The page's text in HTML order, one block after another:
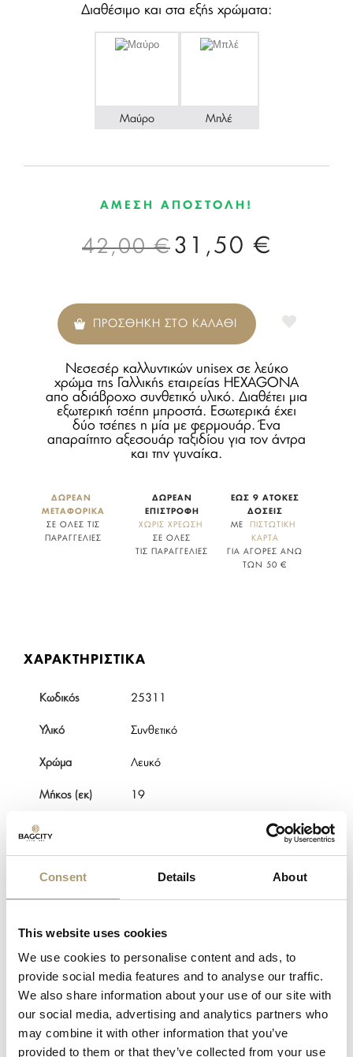
Consent Details About
This website uses cookies
We use cookies to personalise content and ads, to
provide social media features and to analyse our traffic.
We also share information about your use of our site with
our social media, advertising and analytics partners who
may combine it with other information that you’ve
provided to them or that they’ve collected from your use
Διαθέσιμο και στα εξής χρώματα:
Μαύρο Μπλέ
ΑΜΕΣΗ ΑΠΟΣΤΟΛΗ!
42,00 € 31,50 €
ΠΡΟΣΘΗΚΗ ΣΤΟ ΚΑΛΑΘΙ
Νεσεσέρ καλλυντικών unisex σε λεύκο
χρώμα της Γαλλικής εταιρείας HEXAGONA
απο αδιάβροχο συνθετικό υλικό. Διαθέτει μια
εξωτερική τσέπη μπροστά. Εσωτερικά έχει
δύο τσέπες η μία με φερμουάρ. Ένα
απαραίτητο αξεσουάρ ταξιδίου για τον άντρα
και την γυναίκα.
ΔΩΡΕΑΝ
ΜΕΤΑΦΟΡΙΚΑ
ΣΕ ΟΛΕΣ ΤΙΣ
ΠΑΡΑΓΓΕΛΙΕΣ
ΔΩΡΕΑΝ
ΕΠΙΣΤΡΟΦΗ
ΧΩΡΙΣ ΧΡΕΩΣΗ
ΣΕ ΟΛΕΣ
ΤΙΣ ΠΑΡΑΓΓΕΛΙΕΣ
ΕΩΣ 9 ΑΤΟΚΕΣ
ΔΟΣΕΙΣ
ΜΕ
  ΠΙΣΤΩΤΙΚΗ
ΚΑΡΤΑ
ΓΙΑ ΑΓΟΡΕΣ ΑΝΩ
ΤΩΝ 50 €
ΧΑΡΑΚΤΗΡΙΣΤΙΚΑ
Κωδικός 25311
Υλικό Συνθετικό
Χρώμα Λευκό
Μήκος (εκ) 19
θέσεις
1 κύρια 2 βοηθητικές
Εξωτερικές
θέσεις
1 κύρια 1 βοηθητική
Φύλο UNISEX
Κατηγορία Είδη Ταξιδίου